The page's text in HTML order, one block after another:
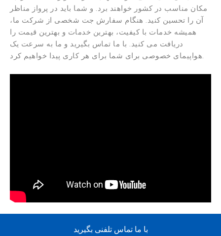
مکان مناسب در کشور خواهند برد. و شما باید در پرواز مناظر
آن را تحسین کنید. هنگام سفارش جت شخصی از شرکت ما،
همیشه خدمات با کیفیت، بهترین خدمات و بهترین قیمت را
دریافت می کنید. با ما تماس بگیرید و ما به سرعت یک
هواپیمای خصوصی برای شما برای هر کاری پیدا خواهیم کرد.
با ما تماس تلفنی بگیرید